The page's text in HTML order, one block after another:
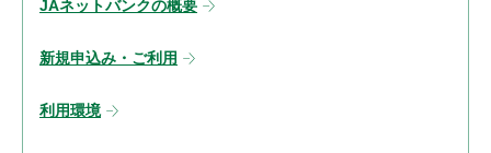
JAネットバンクの概要
新規申込み・ご利用
利用環境